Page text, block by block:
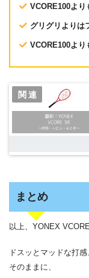
VCORE100より
グリグリよりは
VCORE100より
まとめ
以上、YONEX
ドスッとマッドな打
そのままに、